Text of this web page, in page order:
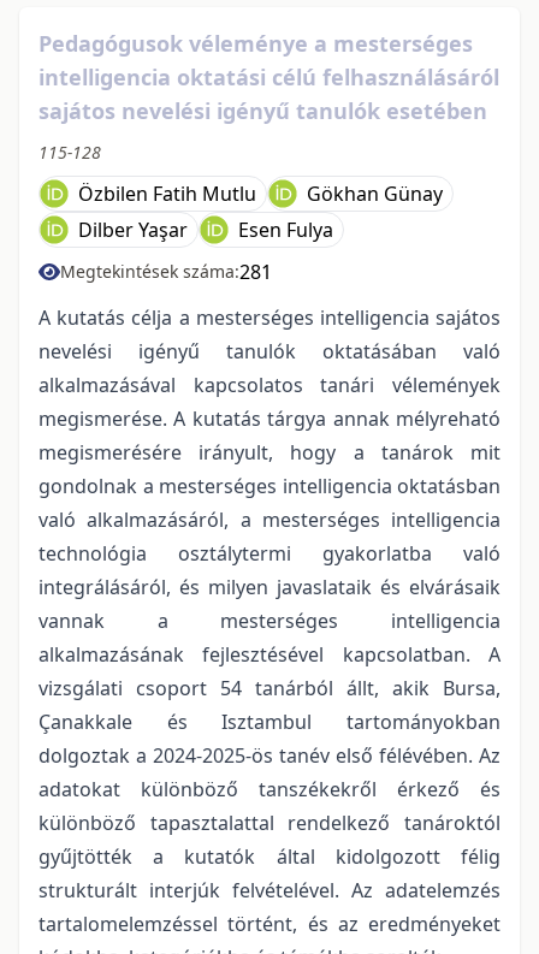
Pedagógusok véleménye a mesterséges
intelligencia oktatási célú felhasználásáról
sajátos nevelési igényű tanulók esetében
115-128
Özbilen Fatih Mutlu
Gökhan Günay
Dilber Yaşar
Esen Fulya
Megtekintések száma:281
A kutatás célja a mesterséges intelligencia sajátos
nevelési igényű tanulók oktatásában való
alkalmazásával kapcsolatos tanári vélemények
megismerése. A kutatás tárgya annak mélyreható
megismerésére irányult, hogy a tanárok mit
gondolnak a mesterséges intelligencia oktatásban
való alkalmazásáról, a mesterséges intelligencia
technológia osztálytermi gyakorlatba való
integrálásáról, és milyen javaslataik és elvárásaik
vannak a mesterséges intelligencia
alkalmazásának fejlesztésével kapcsolatban. A
vizsgálati csoport 54 tanárból állt, akik Bursa,
Çanakkale és Isztambul tartományokban
dolgoztak a 2024-2025-ös tanév első félévében. Az
adatokat különböző tanszékekről érkező és
különböző tapasztalattal rendelkező tanároktól
gyűjtötték a kutatók által kidolgozott félig
strukturált interjúk felvételével. Az adatelemzés
tartalomelemzéssel történt, és az eredményeket